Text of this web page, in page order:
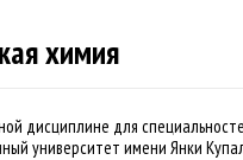
химия
дисциплине для
университет имени Янки